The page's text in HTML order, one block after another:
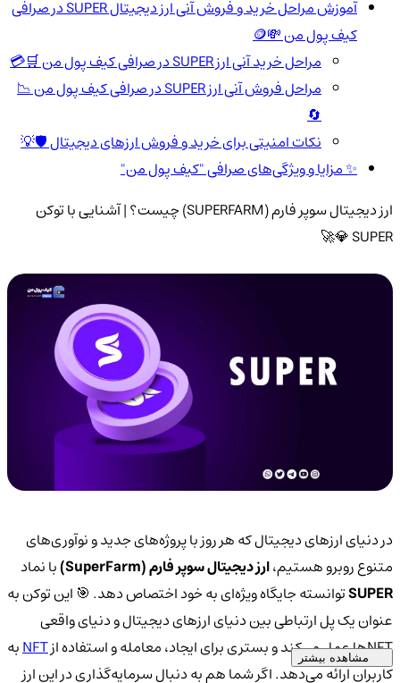
آموزش مراحل خرید و فروش آنی ارز دیجیتال SUPER در صرافی
کیف پول من 💸🪙
مراحل خرید آنی ارز SUPER در صرافی کیف پول من 🛒💳
مراحل فروش آنی ارز SUPER در صرافی کیف پول من 📉
🔄
نکات امنیتی برای خرید و فروش ارزهای دیجیتال 🛡️💡
✨ مزایا و ویژگی‌های صرافی "کیف پول من"
ارز دیجیتال سوپر فارم (SUPERFARM) چیست؟ | آشنایی با توکن
SUPER 💎🚀
در دنیای ارزهای دیجیتال که هر روز با پروژه‌های جدید و نوآوری‌های
متنوع روبرو هستیم،ارز دیجیتال سوپر فارم (SuperFarm)
با نماد
SUPERتوانسته جایگاه ویژه‌ای به خود اختصاص دهد. 🎯 این توکن به
عنوان یک پل ارتباطی بین دنیای ارزهای دیجیتال و دنیای واقعی
NFTها عمل می‌کند و بستری برای ایجاد، معامله و استفاده از
NFTبه
کاربران ارائه می‌دهد. اگر شما هم به دنبال سرمایه‌گذاری در این ارز
مشاهده بیشتر